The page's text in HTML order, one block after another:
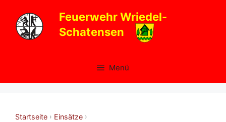
Inhalt
springen
Feuerwehr Wriedel-
Schatensen
Menü
Startseite › Einsätze ›